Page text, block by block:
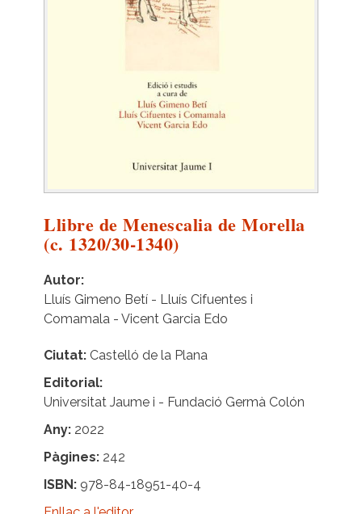
Llibre de Menescalia de Morella
(c. 1320/30-1340)
Autor
Lluís Gimeno Betí - Lluís Cifuentes i
Comamala - Vicent Garcia Edo
Ciutat Castelló de la Plana
Editorial
Universitat Jaume i - Fundació Germà Colón
Any 2022
Pàgines 242
ISBN 978-84-18951-40-4